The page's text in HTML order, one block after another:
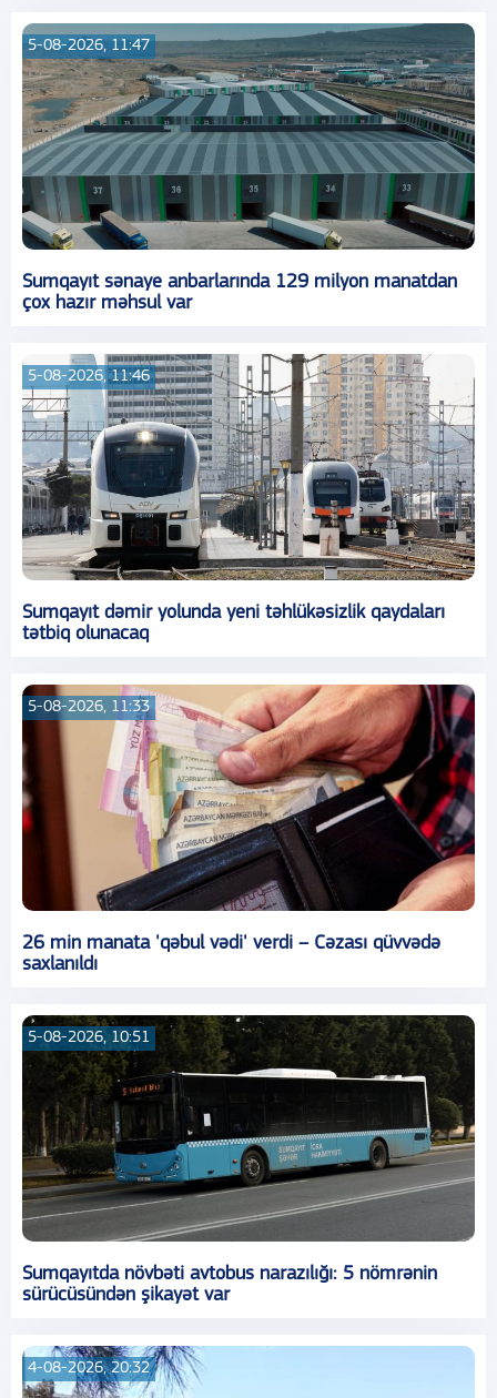
5-08-2026, 11:47
Sumqayıt sənaye anbarlarında 129 milyon manatdan
çox hazır məhsul var
5-08-2026, 11:46
Sumqayıt dəmir yolunda yeni təhlükəsizlik qaydaları
tətbiq olunacaq
5-08-2026, 11:33
26 min manata 'qəbul vədi' verdi – Cəzası qüvvədə
saxlanıldı
5-08-2026, 10:51
Sumqayıtda növbəti avtobus narazılığı: 5 nömrənin
sürücüsündən şikayət var
4-08-2026, 20:32